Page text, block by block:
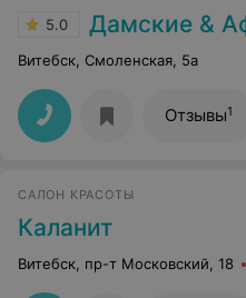
5.0 Дамские &
Витебск, Смоленская, 5а
Отзывы1
САЛОН КРАСОТЫ
Каланит
Витебск, пр-т Московский, 18